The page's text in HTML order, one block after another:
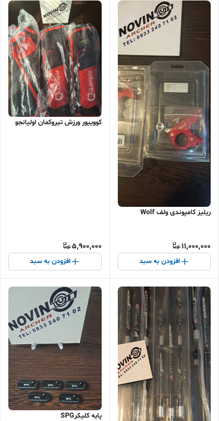
ریلیز کامپوندی ولف Wolf
11,000,000
افزودن به سبد
کووییور ورزش تیروکمان اولیانجو
5,900,000
افزودن به سبد
پایه کلیکرSPG